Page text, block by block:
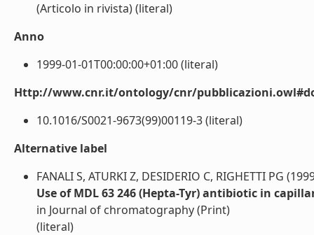
(Articolo in rivista) (literal)
Anno
1999-01-01T00:00:00+01:00 (literal)
Http://www.cnr.it/ontology/cnr/
10.1016/S0021-9673(99)00119-3 (literal)
Alternative label
FANALI S, ATURKI Z, DESIDERIO C, RIGHETTI PG
Use of MDL 63 246 (Hepta-Tyr) antibiotic in
in Journal of chromatography (Print)
(literal)